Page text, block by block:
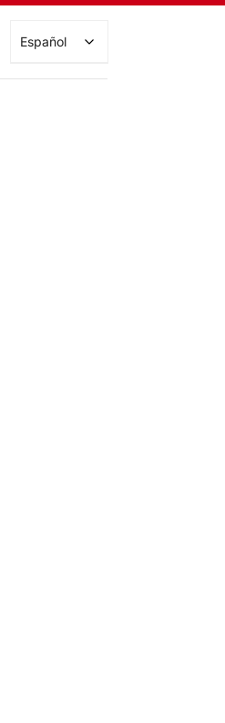
cursos
Español